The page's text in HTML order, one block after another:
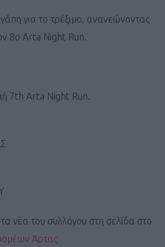
για το τρέξιμο, ανανεώνοντας
8ο Arta Night Run.
7th Arta Night Run.
νέα του συλλόγου στη σελίδα στο
Άρτας